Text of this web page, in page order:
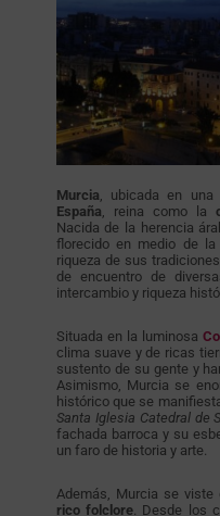
Murcia , ubicada en
España , reina como la
Nacida de la herencia
florecido en medio de
riqueza de sus
de encuentro de
intercambio y riqueza
Situada en la luminosa
clima suave y de ricas
sustento de su gente y
Asimismo, Murcia se
histórico que se
Santa Iglesia Catedral de
fachada barroca y su
un faro de historia y arte.
Además, Murcia se
rico folclore. Desde los